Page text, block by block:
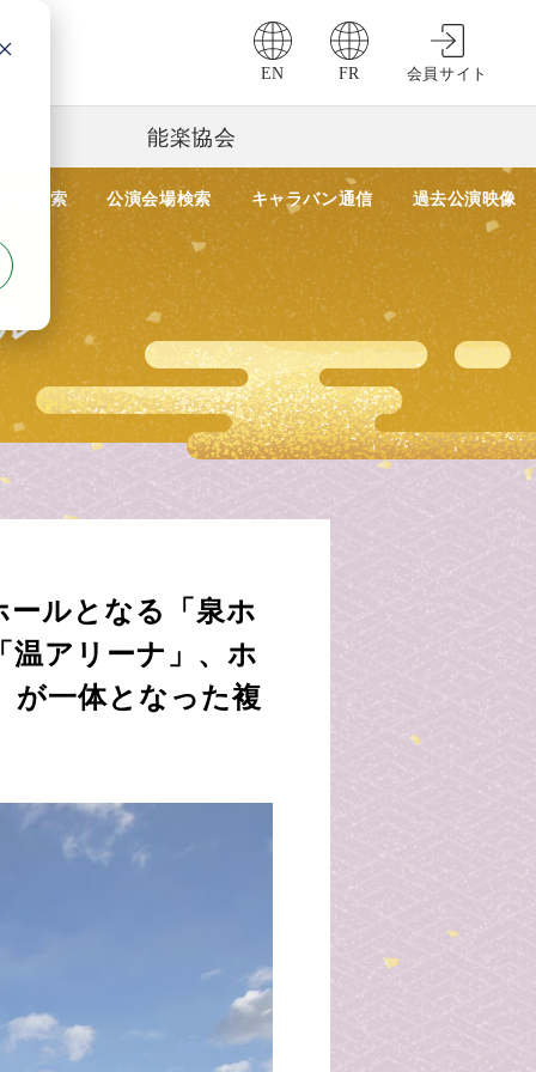
EN FR 会員サイト
能楽協会
演検索 公演会場検索 キャラバン通信 過去公演映像
ールとなる「泉ホ
温アリーナ」、ホ
が一体となった複